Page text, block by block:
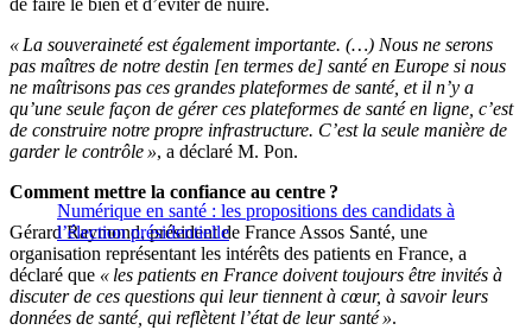
de faire le bien et d’éviter de nuire.
« La souveraineté est également importante. (…) Nous ne serons
pas maîtres de notre destin [en termes de] santé en Europe si nous
ne maîtrisons pas ces grandes plateformes de santé, et il n’y a
qu’une seule façon de gérer ces plateformes de santé en ligne, c’est
de construire notre propre infrastructure. C’est la seule manière de
garder le contrôle », a déclaré M. Pon.
Numérique en santé : les propositions des candidats à
l’élection présidentielle
Comment mettre la confiance au centre ?
Gérard Raymond, président de France Assos Santé, une
organisation représentant les intérêts des patients en France, a
déclaré que « les patients en France doivent toujours être invités à
discuter de ces questions qui leur tiennent à cœur, à savoir leurs
données de santé, qui reflètent l’état de leur santé ».